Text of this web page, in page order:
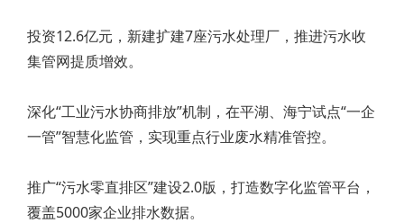
投资12.6亿元，新建扩建7座污水处理厂，推进污水收
集管网提质增效。
深化“工业污水协商排放”机制，在平湖、海宁试点“一企
一管”智慧化监管，实现重点行业废水精准管控。
推广“污水零直排区”建设2.0版，打造数字化监管平台，
覆盖5000家企业排水数据。